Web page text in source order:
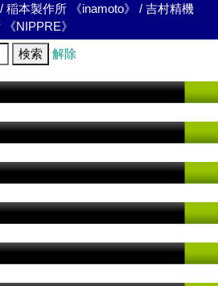
/ 稲本製作所 《inamoto》 / 吉村精機
NIPPRE》
検索 解除